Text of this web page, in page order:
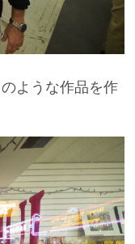
ような作品を作